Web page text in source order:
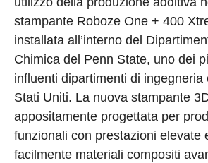
stampante Roboze One + 400
installata all’interno del
Chimica del Penn State, uno dei
influenti dipartimenti di ingegneria
Stati Uniti. La nuova stampante
appositamente progettata per
funzionali con prestazioni elevate
facilmente materiali compositi